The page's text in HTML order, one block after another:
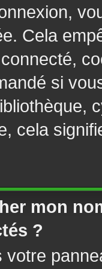
Cela
si
cela
mon
?